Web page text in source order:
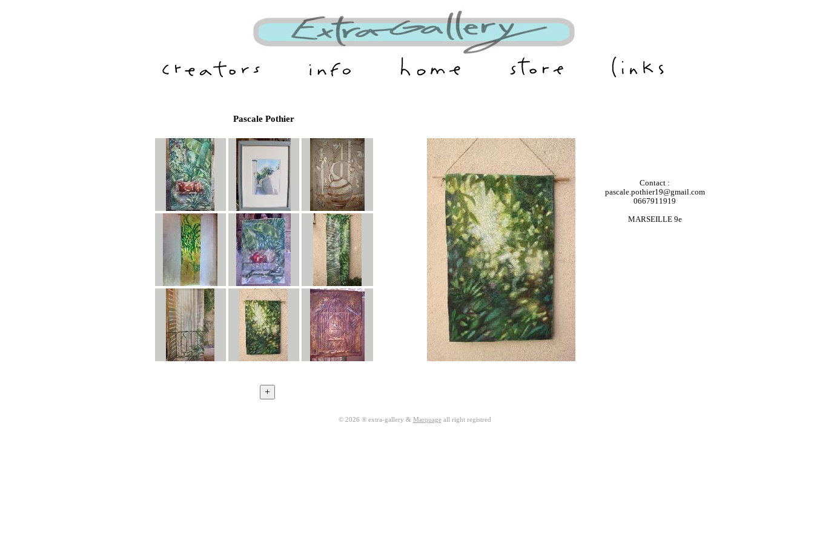
Pascale Pothier
Contact :
pascale.pothier19@gmail.com
0667911919
MARSEILLE 9e
© 2026 ® extra-gallery & Marquageall right registred